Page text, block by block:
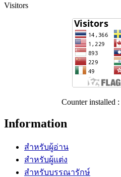
Visitors
Counter installed
Information
สำหรับผู้อ่าน
สำหรับผู้แต่ง
สำหรับบรรณารักษ์